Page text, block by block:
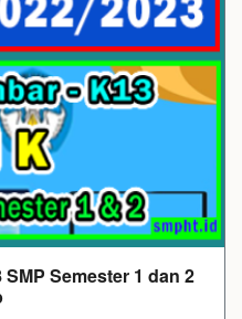
Semester 1 dan 2